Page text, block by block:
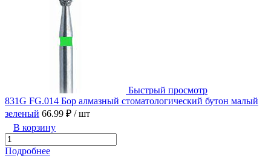
Быстрый просмотр
831G FG.014 Бор алмазный стоматологический бутон малый
зеленый 66.99 ₽ / шт
В корзину
Подробнее